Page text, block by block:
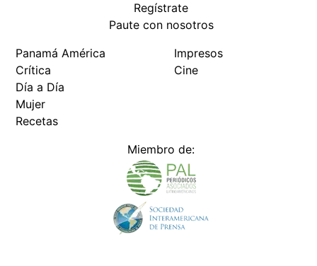
Regístrate
Paute con nosotros
Panamá América
Crítica
Día a Día
Mujer
Recetas
Impresos
Cine
Miembro de: